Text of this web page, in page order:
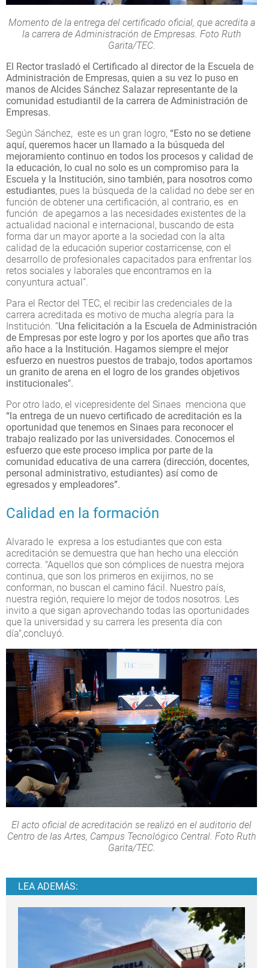
Momento de la entrega del certificado oficial, que acredita a
la carrera de Administración de Empresas. Foto Ruth
Garita/TEC.
El Rector trasladó el Certificado al director de la Escuela de
Administración de Empresas, quien a su vez lo puso en
manos de Alcides Sánchez Salazar representante de la
comunidad estudiantil de la carrera de Administración de
Empresas.
Según Sánchez, este es un gran logro, “Esto no se detiene
aquí, queremos hacer un llamado a la búsqueda del
mejoramiento continuo en todos los procesos y calidad de
la educación, lo cual no solo es un compromiso para la
Escuela y la Institución, sino también, para nosotros como
estudiantes, pues la búsqueda de la calidad no debe ser en
función de obtener una certificación, al contrario, es en
función de apegarnos a las necesidades existentes de la
actualidad nacional e internacional, buscando de esta
forma dar un mayor aporte a la sociedad con la alta
calidad de la educación superior costarricense, con el
desarrollo de profesionales capacitados para enfrentar los
retos sociales y laborales que encontramos en la
conyuntura actual”.
Para el Rector del TEC, el recibir las credenciales de la
carrera acreditada es motivo de mucha alegría para la
Institución. “Una felicitación a la Escuela de Administración
de Empresas por este logro y por los aportes que año tras
año hace a la Institución. Hagamos siempre el mejor
esfuerzo en nuestros puestos de trabajo, todos aportamos
un granito de arena en el logro de los grandes objetivos
institucionales".
Por otro lado, el vicepresidente del Sinaes menciona que
“la entrega de un nuevo certificado de acreditación es la
oportunidad que tenemos en Sinaes para reconocer el
trabajo realizado por las universidades. Conocemos el
esfuerzo que este proceso implica por parte de la
comunidad educativa de una carrera (dirección, docentes,
personal administrativo, estudiantes) así como de
egresados y empleadores”.
Calidad en la formación
Alvarado le expresa a los estudiantes que con esta
acreditación se demuestra que han hecho una elección
correcta. "Aquellos que son cómplices de nuestra mejora
continua, que son los primeros en exijirnos, no se
conforman, no buscan el camino fácil. Nuestro país,
nuestra región, requiere lo mejor de todos nosotros. Les
invito a que sigan aprovechando todas las oportunidades
que la universidad y su carrera les presenta día con
día",concluyó.
El acto oficial de acreditación se realizó en el auditorio del
Centro de las Artes, Campus Tecnológico Central. Foto Ruth
Garita/TEC.
LEA ADEMÁS: